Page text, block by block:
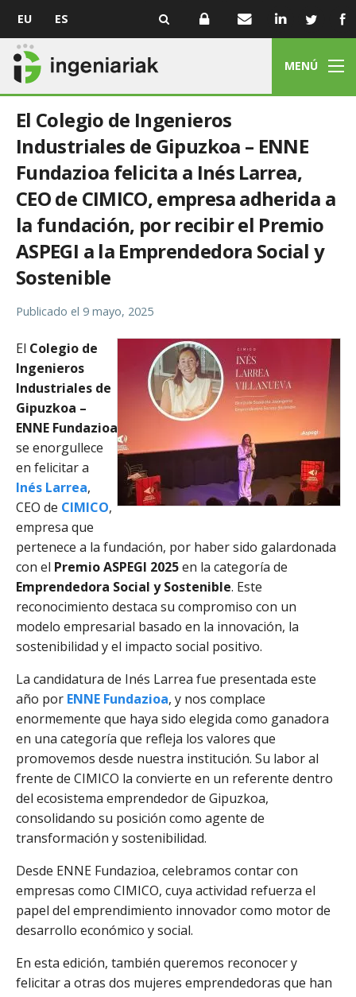
EU ES
MENÚ
El Colegio de Ingenieros
Industriales de Gipuzkoa – ENNE
Fundazioa felicita a Inés Larrea,
CEO de CIMICO, empresa adherida a
la fundación, por recibir el Premio
ASPEGI a la Emprendedora Social y
Sostenible
Publicado el 9 mayo, 2025
El Colegio de
Ingenieros
Industriales de
Gipuzkoa –
ENNE Fundazioa
se enorgullece
en felicitar a
Inés Larrea,
CEO de CIMICO,
empresa que
pertenece a la fundación, por haber sido galardonada
con el Premio ASPEGI 2025en la categoría de
Emprendedora Social y Sostenible. Este
reconocimiento destaca su compromiso con un
modelo empresarial basado en la innovación, la
sostenibilidad y el impacto social positivo.
La candidatura de Inés Larrea fue presentada este
año por ENNE Fundazioa, y nos complace
enormemente que haya sido elegida como ganadora
en una categoría que refleja los valores que
promovemos desde nuestra institución. Su labor al
frente de CIMICO la convierte en un referente dentro
del ecosistema emprendedor de Gipuzkoa,
consolidando su posición como agente de
transformación y sostenibilidad.
Desde ENNE Fundazioa, celebramos contar con
empresas como CIMICO, cuya actividad refuerza el
papel del emprendimiento innovador como motor de
desarrollo económico y social.
En esta edición, también queremos reconocer y
felicitar a otras dos mujeres emprendedoras que han